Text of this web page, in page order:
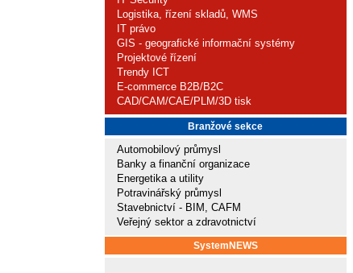
Logistika, řízení skladů, WMS
IT právo
GIS - geografické informační systémy
Projektové řízení
Trendy ICT
E-commerce B2B/B2C
CAD/CAM/CAE/PLM/3D tisk
Branžové sekce
Automobilový průmysl
Banky a finanční organizace
Energetika a utility
Potravinářský průmysl
Stavebnictví - BIM, CAFM
Veřejný sektor a zdravotnictví
SystemNEWS